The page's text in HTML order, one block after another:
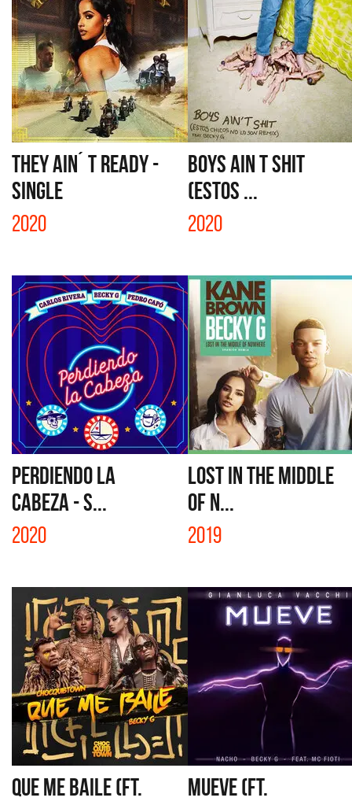
THEY AIN´ T READY -
SINGLE
2020
BOYS AIN T SHIT
(ESTOS ...
2020
PERDIENDO LA
CABEZA - S...
2020
LOST IN THE MIDDLE
OF N...
2019
QUE ME BAILE (FT.
MUEVE (FT.